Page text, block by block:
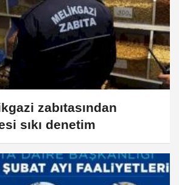
zabıtasından
sıkı denetim